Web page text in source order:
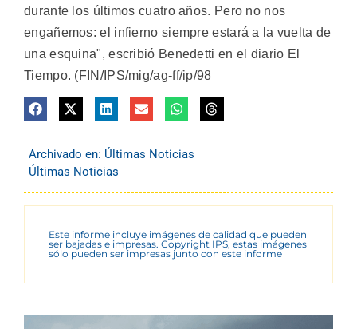
durante los últimos cuatro años. Pero no nos
engañemos: el infierno siempre estará a la vuelta de
una esquina", escribió Benedetti en el diario El
Tiempo. (FIN/IPS/mig/ag-ff/ip/98
Archivado en: Últimas Noticias
Últimas Noticias
Este informe incluye imágenes de calidad que pueden
ser bajadas e impresas. Copyright IPS, estas imágenes
sólo pueden ser impresas junto con este informe